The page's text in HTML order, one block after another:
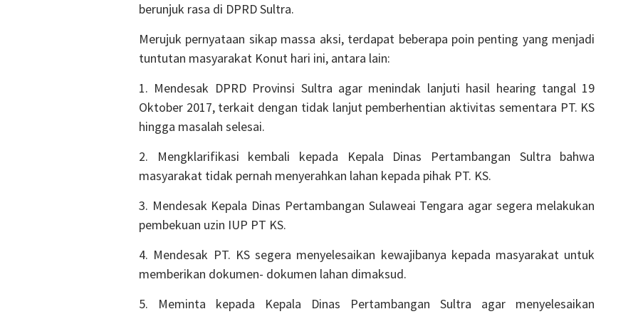
berunjuk rasa di DPRD Sultra.
Merujuk pernyataan sikap massa aksi, terdapat beberapa poin penting yang menjadi
tuntutan masyarakat Konut hari ini, antara lain:
1. Mendesak DPRD Provinsi Sultra agar menindak lanjuti hasil hearing tangal 19
Oktober 2017, terkait dengan tidak lanjut pemberhentian aktivitas sementara PT. KS
hingga masalah selesai.
2. Mengklarifikasi kembali kepada Kepala Dinas Pertambangan Sultra bahwa
masyarakat tidak pernah menyerahkan lahan kepada pihak PT. KS.
3. Mendesak Kepala Dinas Pertambangan Sulaweai Tengara agar segera melakukan
pembekuan uzin IUP PT KS.
4. Mendesak PT. KS segera menyelesaikan kewajibanya kepada masyarakat untuk
memberikan dokumen- dokumen lahan dimaksud.
5. Meminta kepada Kepala Dinas Pertambangan Sultra agar menyelesaikan